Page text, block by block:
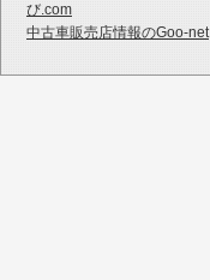
び.com
中古車販売店情報のGoo-net